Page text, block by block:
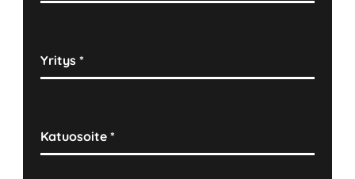
Yritys*
Katuosoite*